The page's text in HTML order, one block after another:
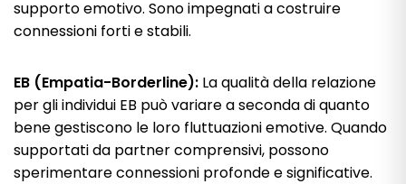
supporto emotivo. Sono impegnati a costruire
connessioni forti e stabili.
EB (Empatia-Borderline): La qualità della relazione
per gli individui EB può variare a seconda di quanto
bene gestiscono le loro fluttuazioni emotive. Quando
supportati da partner comprensivi, possono
sperimentare connessioni profonde e significative.